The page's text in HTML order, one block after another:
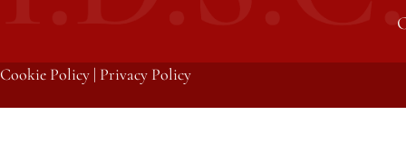
Cookie Policy | Privacy Policy